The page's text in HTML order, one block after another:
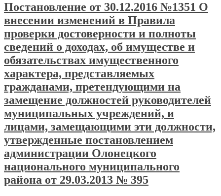
Постановление от 30.12.2016 №1351 О
внесении изменений в Правила
проверки достоверности и полноты
сведений о доходах, об имуществе и
обязательствах имущественного
характера, представляемых
гражданами, претендующими на
замещение должностей руководителей
муниципальных учреждений, и
лицами, замещающими эти должности,
утвержденные постановлением
администрации Олонецкого
национального муниципального
района от 29.03.2013 № 395